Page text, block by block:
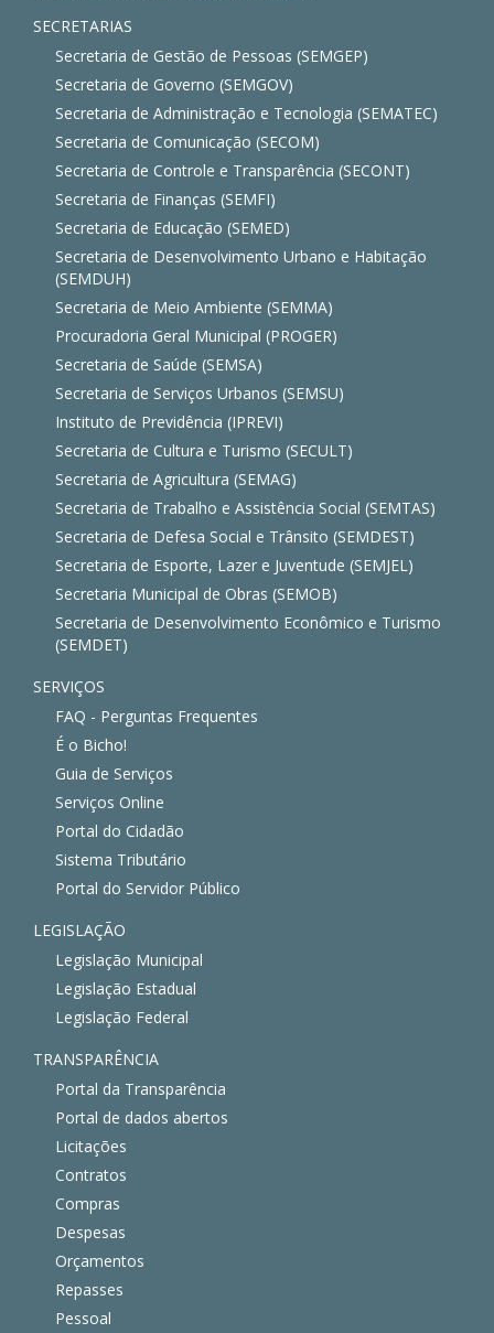
SECRETARIAS
Secretaria de Gestão de Pessoas (SEMGEP)
Secretaria de Governo (SEMGOV)
Secretaria de Administração e Tecnologia (SEMATEC)
Secretaria de Comunicação (SECOM)
Secretaria de Controle e Transparência (SECONT)
Secretaria de Finanças (SEMFI)
Secretaria de Educação (SEMED)
Secretaria de Desenvolvimento Urbano e Habitação
(SEMDUH)
Secretaria de Meio Ambiente (SEMMA)
Procuradoria Geral Municipal (PROGER)
Secretaria de Saúde (SEMSA)
Secretaria de Serviços Urbanos (SEMSU)
Instituto de Previdência (IPREVI)
Secretaria de Cultura e Turismo (SECULT)
Secretaria de Agricultura (SEMAG)
Secretaria de Trabalho e Assistência Social (SEMTAS)
Secretaria de Defesa Social e Trânsito (SEMDEST)
Secretaria de Esporte, Lazer e Juventude (SEMJEL)
Secretaria Municipal de Obras (SEMOB)
Secretaria de Desenvolvimento Econômico e Turismo
(SEMDET)
SERVIÇOS
FAQ - Perguntas Frequentes
É o Bicho!
Guia de Serviços
Serviços Online
Portal do Cidadão
Sistema Tributário
Portal do Servidor Público
LEGISLAÇÃO
Legislação Municipal
Legislação Estadual
Legislação Federal
TRANSPARÊNCIA
Portal da Transparência
Portal de dados abertos
Licitações
Contratos
Compras
Despesas
Orçamentos
Repasses
Pessoal